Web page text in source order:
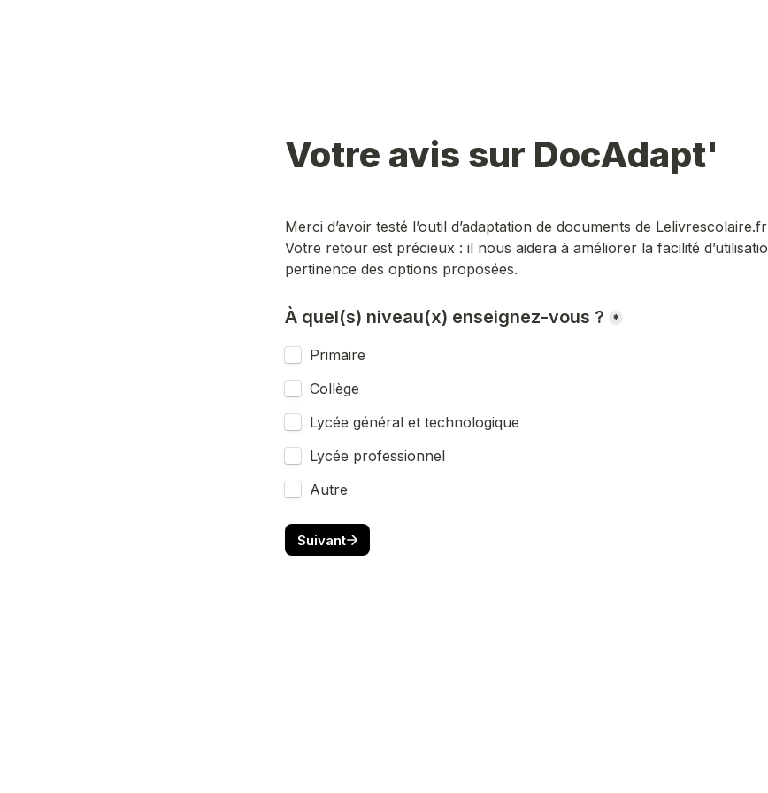
Votre avis sur DocAdapt'
Merci d’avoir testé l’outil d’adaptation de documents de
Votre retour est précieux : il nous aidera à améliorer la facilité
pertinence des options proposées.
À quel(s) niveau(x) enseignez-vous ? *
Primaire
Collège
Lycée général et technologique
Lycée professionnel
Autre
Suivant